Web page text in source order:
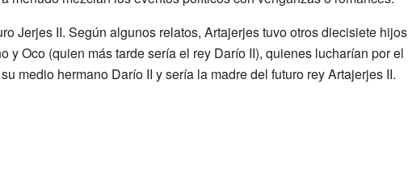
Jerjes II. Según algunos relatos, Artajerjes tuvo otros diecisiete hijos
y Oco (quien más tarde sería el rey Darío II), quienes lucharían por el
medio hermano Darío II y sería la madre del futuro rey Artajerjes II.